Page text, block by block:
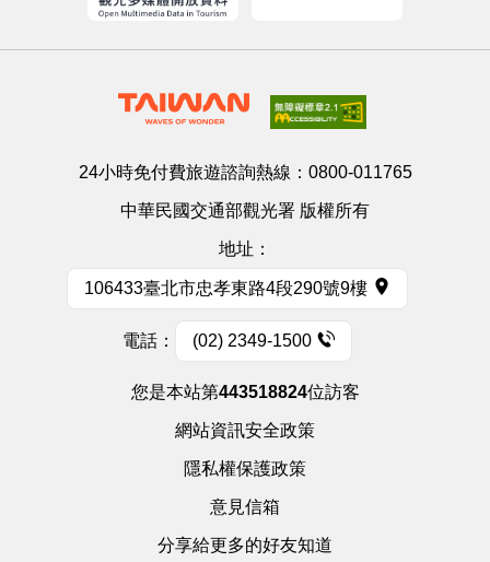
24小時免付費旅遊諮詢熱線： 0800-011765
中華民國交通部觀光署 版權所有
地址：
106433臺北市忠孝東路4段290號9樓
電話： (02) 2349-1500
您是本站第443518824位訪客
網站資訊安全政策
隱私權保護政策
意見信箱
分享給更多的好友知道